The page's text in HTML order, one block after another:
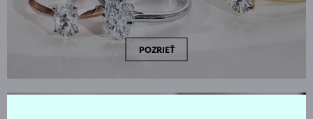
POZRIEŤ